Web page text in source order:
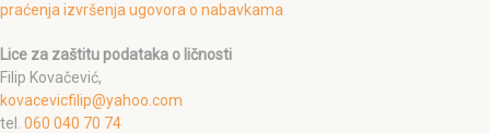
praćenja izvršenja ugovora o nabavkama
Lice za zaštitu podataka o ličnosti
Filip Kovačević,
kovacevicfilip@yahoo.com
tel. 060 040 70 74